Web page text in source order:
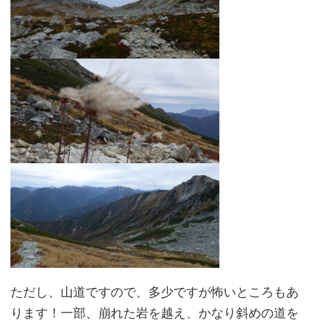
ただし、山道ですので、多少ですが怖いところもあ
ります！一部、崩れた岩を越え、かなり斜めの道を